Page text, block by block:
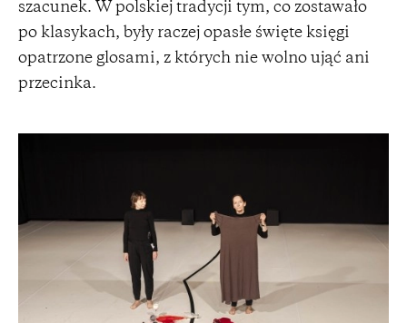
szacunek. W polskiej tradycji tym, co zostawało
po klasykach, były raczej opasłe święte księgi
opatrzone glosami, z których nie wolno ująć ani
przecinka.